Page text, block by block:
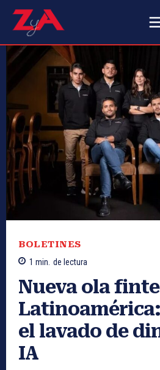
BOLETINES
1 min. de lectura
Nueva ola
el lavado de
IA